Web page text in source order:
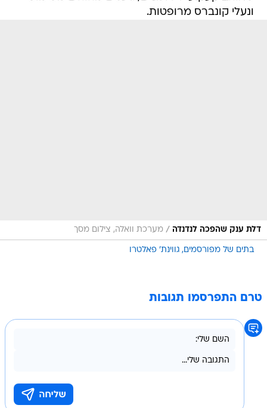
ונעלי קונברס מרופטות.
דלת ענק שהפכה לנדנדה / מערכת וואלה, צילום מסך
בתים של מפורסמים גווינת' פאלטרו
טרם התפרסמו תגובות